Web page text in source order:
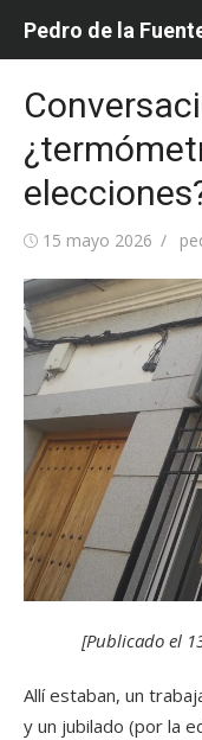
Pedro de la
Publicada
15 mayo 2026
[Publicado el
Allí estaban, un
y un jubilado (por la